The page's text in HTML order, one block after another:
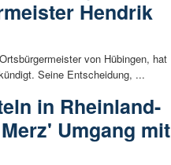
Hendrik
von Hübingen, hat
Seine Entscheidung, ...
in Rheinland-
Umgang mit